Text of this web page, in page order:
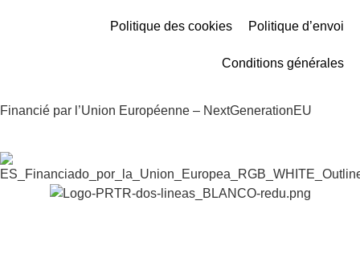
Politique des cookies Politique d’envoi
Conditions générales
Financié par l’Union Européenne – NextGenerationEU